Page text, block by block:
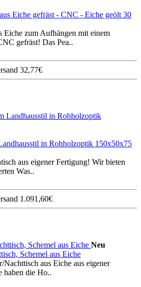
Eiche gefräst - CNC - Eiche geölt 30
Eiche zum Aufhängen mit einem
gefräst! Das Pea..
32,77€
in Rohholzoptik 150x50x75
aus eigener Fertigung! Wir bieten
Was..
1.091,60€
Neu
Schemel aus Eiche
aus Eiche aus eigener
haben die Ho..